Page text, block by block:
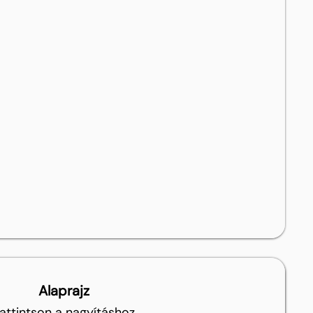
Alaprajz